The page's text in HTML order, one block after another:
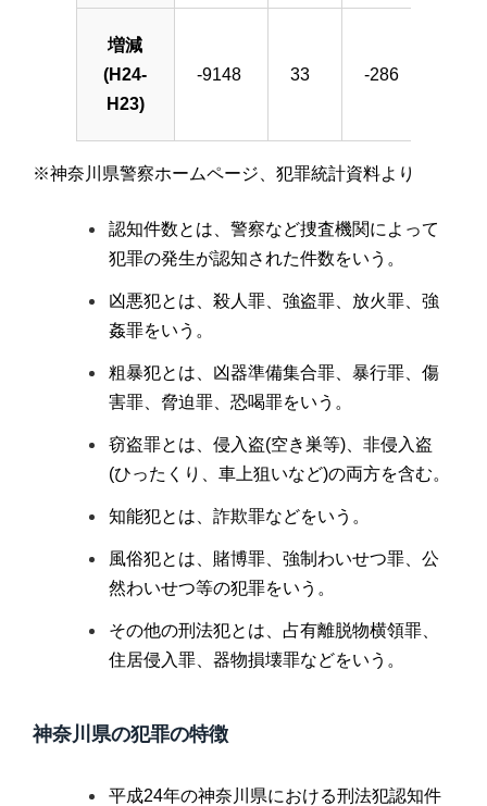
増減
(H24-
H23)
-9148 33 -286
※神奈川県警察ホームページ、犯罪統計資料より
認知件数とは、警察など捜査機関によって
犯罪の発生が認知された件数をいう。
凶悪犯とは、殺人罪、強盗罪、放火罪、強
姦罪をいう。
粗暴犯とは、凶器準備集合罪、暴行罪、傷
害罪、脅迫罪、恐喝罪をいう。
窃盗罪とは、侵入盗(空き巣等)、非侵入盗
(ひったくり、車上狙いなど)の両方を含む。
知能犯とは、詐欺罪などをいう。
風俗犯とは、賭博罪、強制わいせつ罪、公
然わいせつ等の犯罪をいう。
その他の刑法犯とは、占有離脱物横領罪、
住居侵入罪、器物損壊罪などをいう。
神奈川県の犯罪の特徴
平成24年の神奈川県における刑法犯認知件